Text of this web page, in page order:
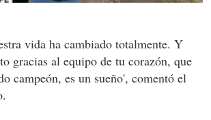
vida ha cambiado totalmente. Y
gracias al equipo de tu corazón, que
campeón, es un sueño', comentó el